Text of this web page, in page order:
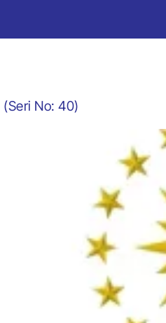
(Seri No: 40)